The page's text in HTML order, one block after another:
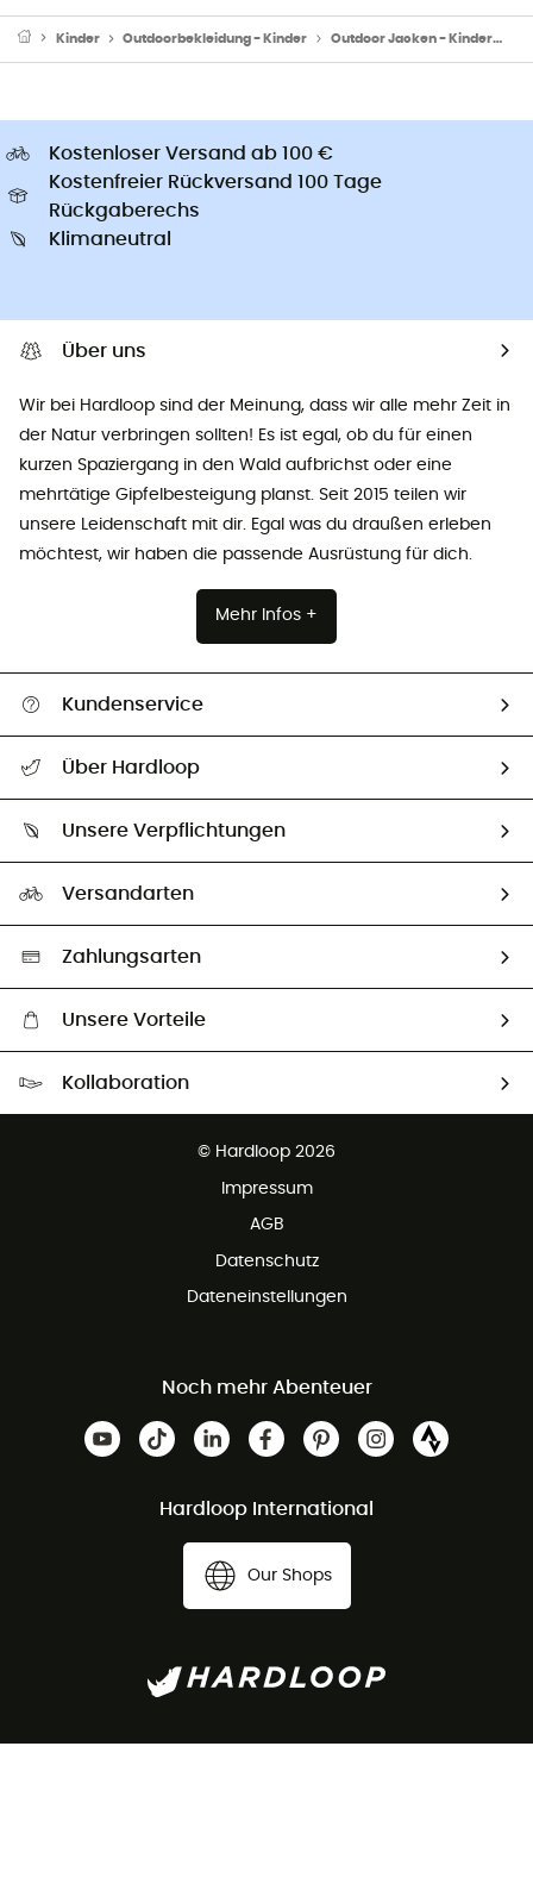
Kinder Outdoorbekleidung - Kinder Outdoor Jacken - Kinder
Kostenloser Versand ab 100 €
Kostenfreier Rückversand 100 Tage
Rückgaberechs
Klimaneutral
Über uns
Wir bei Hardloop sind der Meinung, dass wir alle mehr Zeit in
der Natur verbringen sollten! Es ist egal, ob du für einen
kurzen Spaziergang in den Wald aufbrichst oder eine
mehrtätige Gipfelbesteigung planst. Seit 2015 teilen wir
unsere Leidenschaft mit dir. Egal was du draußen erleben
möchtest, wir haben die passende Ausrüstung für dich.
Mehr Infos +
Kundenservice
Größentabelle
Vertrag widerrufen
Über Hardloop
Unsere Botschafter
Unsere Verpflichtungen
Auswahl an nachhaltigen Produkten
Versandarten
Zahlungsarten
Unsere Vorteile
Kollaboration
© Hardloop 2026
Impressum
AGB
Datenschutz
Dateneinstellungen
Noch mehr Abenteuer
Hardloop International
Our Shops